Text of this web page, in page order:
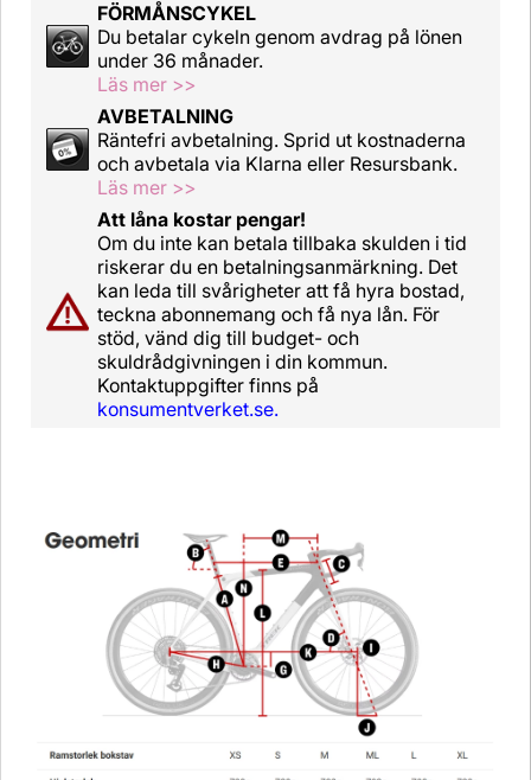
FÖRMÅNSCYKEL
Du betalar cykeln genom avdrag på lönen
under 36 månader.
Läs mer >>
AVBETALNING
Räntefri avbetalning. Sprid ut kostnaderna
och avbetala via Klarna eller Resursbank.
Läs mer >>
Att låna kostar pengar!
Om du inte kan betala tillbaka skulden i tid
riskerar du en betalningsanmärkning. Det
kan leda till svårigheter att få hyra bostad,
teckna abonnemang och få nya lån. För
stöd, vänd dig till budget- och
skuldrådgivningen i din kommun.
Kontaktuppgifter finns på
konsumentverket.se.